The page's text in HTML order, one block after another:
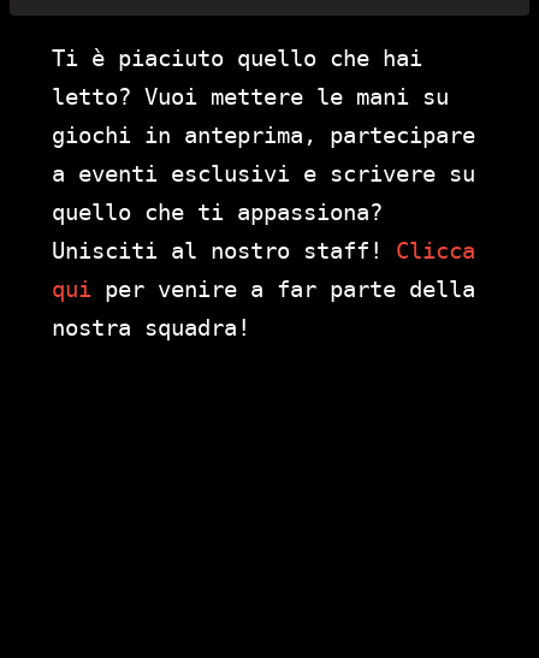
Ti è piaciuto quello che hai
letto? Vuoi mettere le mani su
giochi in anteprima, partecipare
a eventi esclusivi e scrivere su
quello che ti appassiona?
Unisciti al nostro staff! Clicca
qui per venire a far parte della
nostra squadra!